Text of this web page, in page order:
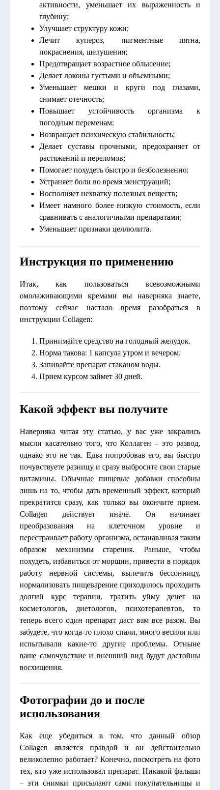
активности, уменьшает их выраженность и
глубину;
Улучшает структуру кожи;
Лечит купероз, пигментные пятна,
покраснения, шелушения;
Предотвращает возрастное облысение;
Делает локоны густыми и объемными;
Уменьшает мешки и круги под глазами,
снимает отечность;
Повышает устойчивость организма к
погодным переменам;
Возвращает психическую стабильность;
Делает суставы прочными, предохраняет от
растяжений и переломов;
Помогает похудеть быстро и безболезненно;
Устраняет боли во время менструаций;
Восполняет нехватку полезных веществ;
Имеет намного более низкую стоимость, если
сравнивать с аналогичными препаратами;
Уменьшает признаки целлюлита.
Инструкция по применению
Итак, как пользоваться всевозможными
омолаживающими кремами вы наверняка знаете,
поэтому сейчас настало время разобраться в
инструкции Collagen:
Принимайте средство на голодный желудок.
Норма такова: 1 капсула утром и вечером.
Запивайте препарат стаканом воды.
Прием курсом займет 30 дней.
Какой эффект вы получите
Наверняка читая эту статью, у вас уже закрались
мысли касательно того, что Коллаген – это развод,
однако это не так. Едва попробовав его, вы быстро
почувствуете разницу и сразу выбросите свои старые
витамины. Обычные пищевые добавки способны
лишь на то, чтобы дать временный эффект, который
прекратится сразу, как только вы окончите прием.
Collagen действует иначе. Он начинает
преобразования на клеточном уровне и
перестраивает работу организма, останавливая таким
образом механизмы старения. Раньше, чтобы
похудеть, избавиться от морщин, привести в порядок
работу нервной системы, вылечить бессонницу,
нормализовать пищеварение приходилось проходить
долгий курс терапии, тратить уйму денег на
косметологов, диетологов, психотерапевтов, то
теперь всего один препарат даст вам все разом. Вы
забудете, что когда-то плохо спали, много весили или
испытывали какие-то другие проблемы. Отныне
ваше самочувствие и внешний вид будут достойны
восхищения.
Фотографии до и после
использования
Как еще убедиться в том, что данный обзор
Collagen является правдой и он действительно
великолепно работает? Конечно, посмотреть на фото
тех, кто уже использовал препарат. Никакой фальши
– эти снимки присылают сами покупательницы и